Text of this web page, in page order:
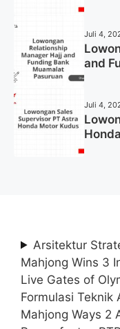
Juli 4,
and
Juli 4,
Arsitektur
Mahjong Wins 3
Live Gates of
Formulasi Teknik
Mahjong Ways 2